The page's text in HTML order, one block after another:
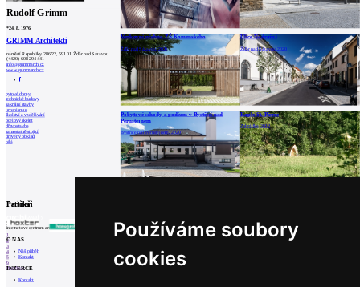
Používáme soubory
cookies
Rudolf Grimm
*24. 8. 1976
GRIMM Architekti
náměstí Republiky 286/22, 591 01 Žďár nad Sázavou
(+420) 608 294 441
info@grimmarch.cz
www.grimmarch.cz
bytové domy
technické budovy
sakrální stavby
urbanismus
školství a vzdělávání
ocelový skelet
dřevostavba
samostatně stojící
dřevěný obklad
bílá
Venkovní učebna ZŠ Komenského
Žďár nad Sázavou, 2020
Ulice Nádražní
Žďár nad Sázavou, 2020
Pobytové schody a podium v Bystřici nad
Pernštejnem
Bystřice nad Pernštejnem, 2020
Kaple St. Pierre
Zahrádka, 2012
Partneři
1
2
3
4
5
6
PrevNext
Patička
internetové centrum architektury
O NÁS
Náš příběh
Kontakt
INZERCE
Kontakt